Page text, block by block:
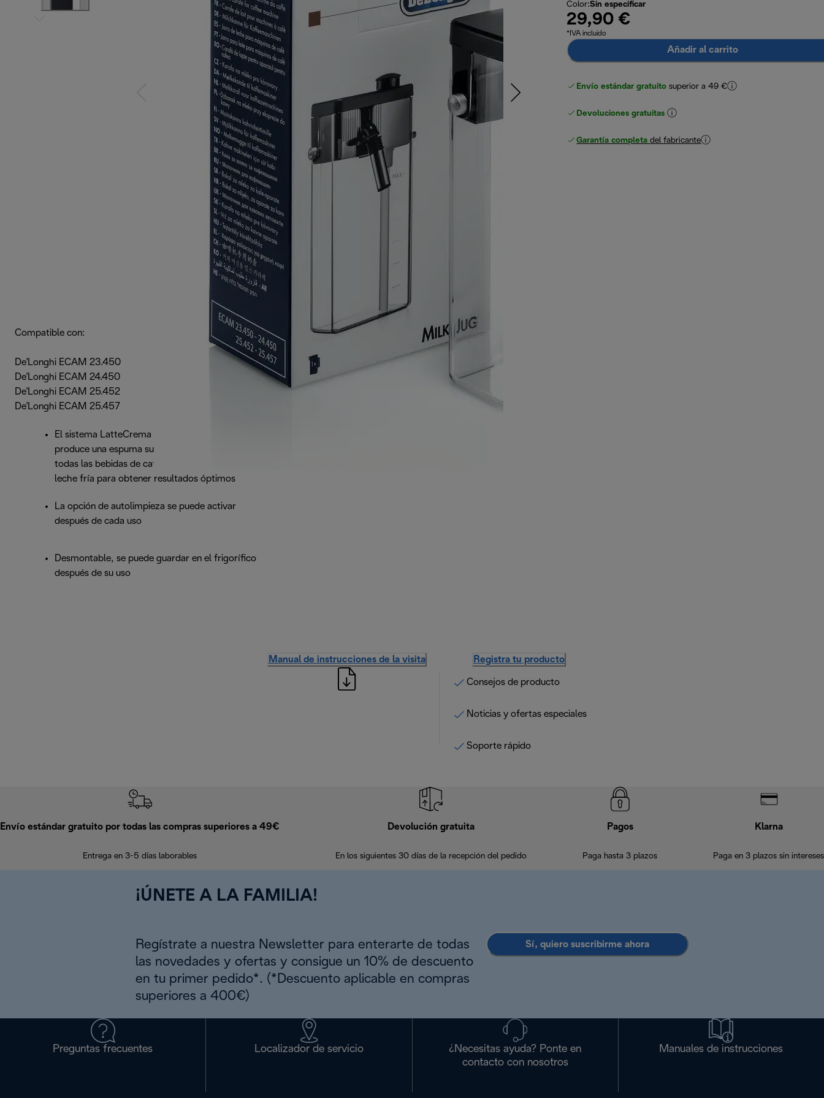
Color:Sin especificar
29,90 €
*IVA incluido
Añadir al carrito
Envío estándar gratuito superior a 49 €
Devoluciones gratuitas
Garantía completa del fabricante
Compatible con:
De'Longhi ECAM 23.450
De'Longhi ECAM 24.450
De'Longhi ECAM 25.452
De'Longhi ECAM 25.457
El sistema LatteCrema automático patentado
produce una espuma suave y cremosa para
todas las bebidas de café a base de leche; usa
leche fría para obtener resultados óptimos
La opción de autolimpieza se puede activar
después de cada uso
Desmontable, se puede guardar en el frigorífico
después de su uso
Manual de instrucciones de la visita Registra tu producto
Consejos de producto
Noticias y ofertas especiales
Soporte rápido
Envío estándar gratuito por todas las compras superiores a 49€
Entrega en 3-5 días laborables
Devolución gratuita
En los siguientes 30 días de la recepción del pedido
Pagos
Paga hasta 3 plazos
Klarna
Paga en 3 plazos sin intereses
¡ÚNETE A LA FAMILIA!
Regístrate a nuestra Newsletter para enterarte de todas
las novedades y ofertas y consigue un 10% de descuento
en tu primer pedido*. (*Descuento aplicable en compras
superiores a 400€)
Sí, quiero suscribirme ahora
Preguntas frecuentes Localizador de servicio
¿Necesitas ayuda? Ponte en
contacto con nosotros
Manuales de instrucciones